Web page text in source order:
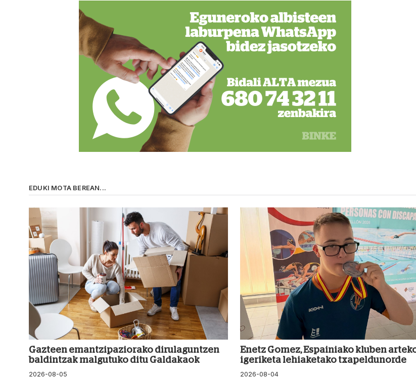
EDUKI MOTA BEREAN...
Gazteen emantzipaziorako dirulaguntzen
baldintzak malgutuko ditu Galdakaok
2026-08-05
Enetz Gomez, Espainiako kluben
igeriketa lehiaketako txapeldunorde
2026-08-04